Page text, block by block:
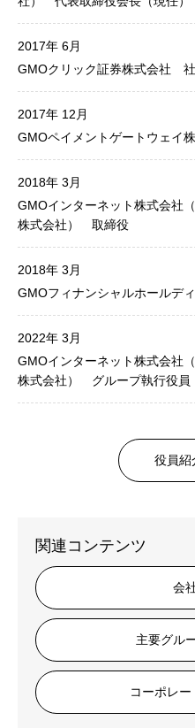
2017年 6月
GMOクリック証券株式会社
2017年 12月
GMOペイメントゲートウェイ
2018年 3月
GMOインターネット株式会社
株式会社） 取締役
2018年 3月
GMOフィナンシャルホールデ
2022年 3月
GMOインターネット株式会社
株式会社） グループ執行役員
役員紹
関連コンテンツ
会
主要グル
コーポレ